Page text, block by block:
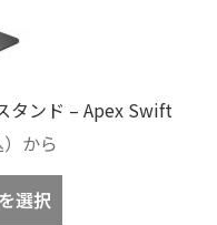
タンド – Apex Swift
から
選択